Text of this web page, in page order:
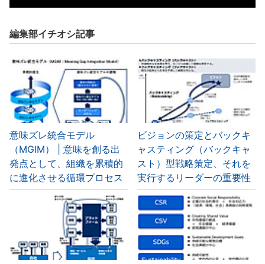
編集部イチオシ記事
意味ズレ統合モデル
（MGIM） | 意味を創る出
発点として、組織を累積的
に進化させる循環プロセス
ビジョンの策定とバックキ
ャスティング（バックキャ
スト）型戦略策定、それを
実行するリーダーの重要性